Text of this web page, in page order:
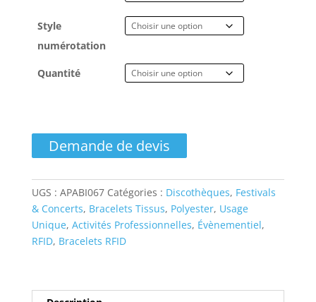
Style
numérotation
Quantité
de
Bracelets
élastique
avec
Puce
RFID
Intégrée
Demande de devis
UGS : APABI067 Catégories : Discothèques, Festivals
& Concerts, Bracelets Tissus, Polyester, Usage
Unique, Activités Professionnelles, Évènementiel,
RFID, Bracelets RFID